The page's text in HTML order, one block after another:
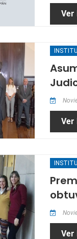
Ver
Ver
Ver